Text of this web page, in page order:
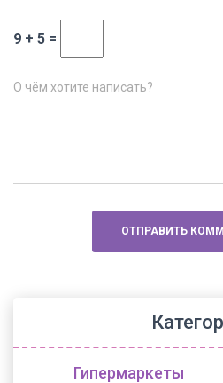
9 + 5 =
О чём хотите написать?
Гипермаркеты